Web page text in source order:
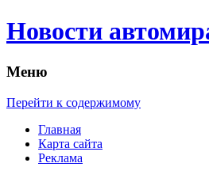
Новости
Меню
Перейти к содержимому
Главная
Карта сайта
Реклама